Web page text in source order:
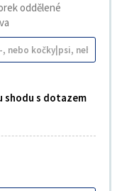
oddělené
shodu s dotazem